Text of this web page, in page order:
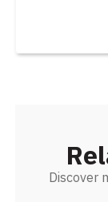
Discover